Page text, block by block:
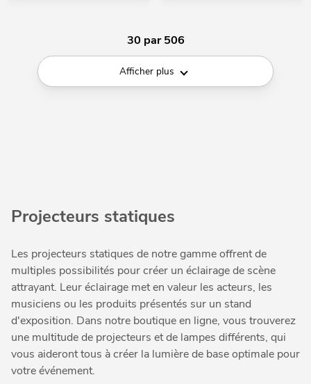
30 par 506
Afficher plus
Projecteurs statiques
Les projecteurs statiques de notre gamme offrent de
multiples possibilités pour créer un éclairage de scène
attrayant. Leur éclairage met en valeur les acteurs, les
musiciens ou les produits présentés sur un stand
d'exposition. Dans notre boutique en ligne, vous trouverez
une multitude de projecteurs et de lampes différents, qui
vous aideront tous à créer la lumière de base optimale pour
votre événement.